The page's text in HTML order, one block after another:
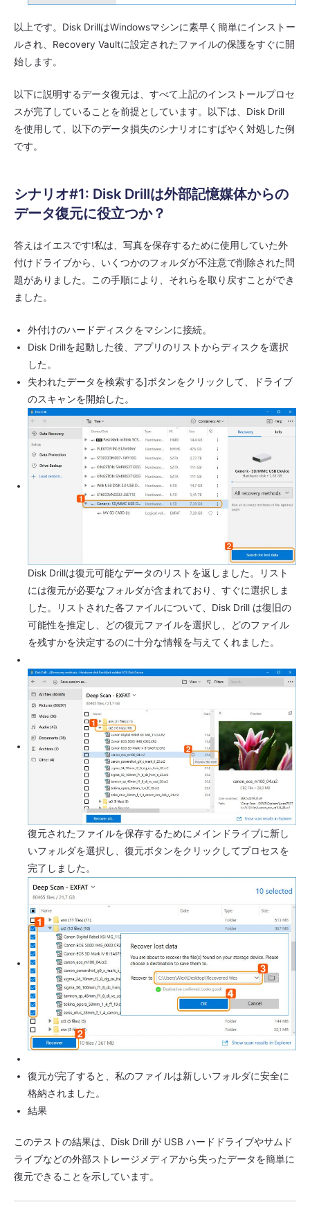
以上です。Disk DrillはWindowsマシンに素早く簡単にインストー
ルされ、Recovery Vaultに設定されたファイルの保護をすぐに開
始します。
以下に説明するデータ復元は、すべて上記のインストールプロセ
スが完了していることを前提としています。以下は、Disk Drill
を使用して、以下のデータ損失のシナリオにすばやく対処した例
です。
シナリオ#1: Disk Drillは外部記憶媒体からの
データ復元に役立つか？
答えはイエスです!私は、写真を保存するために使用していた外
付けドライブから、いくつかのフォルダが不注意で削除された問
題がありました。この手順により、それらを取り戻すことができ
ました。
外付けのハードディスクをマシンに接続。
Disk Drillを起動した後、アプリのリストからディスクを選択
した。
失われたデータを検索する]ボタンをクリックして、ドライブ
のスキャンを開始した。
Disk Drillは復元可能なデータのリストを返しました。リスト
には復元が必要なフォルダが含まれており、すぐに選択しま
した。リストされた各ファイルについて、Disk Drill は復旧の
可能性を推定し、どの復元ファイルを選択し、どのファイル
を残すかを決定するのに十分な情報を与えてくれました。
復元されたファイルを保存するためにメインドライブに新し
いフォルダを選択し、復元ボタンをクリックしてプロセスを
完了しました。
復元が完了すると、私のファイルは新しいフォルダに安全に
格納されました。
結果
このテストの結果は、Disk Drill が USB ハードドライブやサムド
ライブなどの外部ストレージメディアから失ったデータを簡単に
復元できることを示しています。